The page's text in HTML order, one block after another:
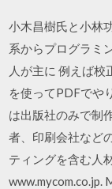
小木昌樹氏と小林
系からプログラミ
人が主に 例えば
を使ってPDFでや
は出版社のみで制
者、印刷会社など
ティングを含む人
www.mycom.co.jp.